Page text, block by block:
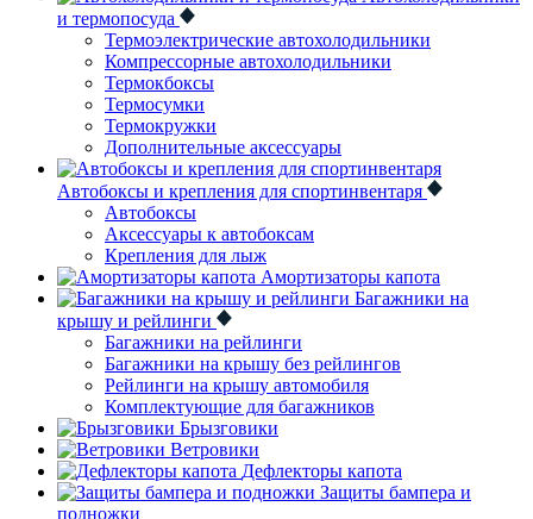
и термопосуда
Термоэлектрические автохолодильники
Компрессорные автохолодильники
Термокбоксы
Термосумки
Термокружки
Дополнительные аксессуары
Автобоксы и крепления для спортинвентаря
Автобоксы
Аксессуары к автобоксам
Крепления для лыж
Амортизаторы капота
Багажники на
крышу и рейлинги
Багажники на рейлинги
Багажники на крышу без рейлингов
Рейлинги на крышу автомобиля
Комплектующие для багажников
Брызговики
Ветровики
Дефлекторы капота
Защиты бампера и
подножки